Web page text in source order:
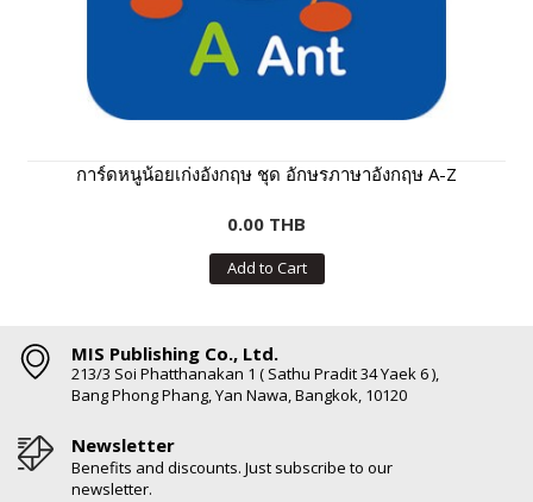
การ์ดหนูน้อยเก่งอังกฤษ ชุด อักษรภาษาอังกฤษ A-Z
0.00 THB
Add to Cart
MIS Publishing Co., Ltd.
213/3 Soi Phatthanakan 1 ( Sathu Pradit 34 Yaek 6 ),
Bang Phong Phang, Yan Nawa, Bangkok, 10120
Newsletter
Benefits and discounts. Just subscribe to our
newsletter.